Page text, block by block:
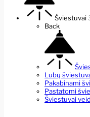
Šviestuvai
Back
Lubų
Pakabinami
Pastatomi
Šviestuvai